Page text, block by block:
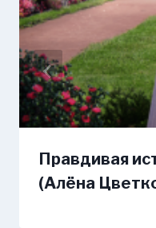
Правдивая
(Алёна